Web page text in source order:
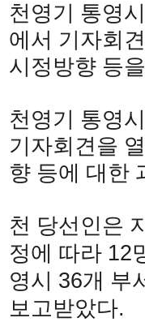
천영기 통영
에서 기자회
시정방향 등
천영기 통영
기자회견을
향 등에 대한
천 당선인은
정에 따라 12
영시 36개 부
보고받았다.